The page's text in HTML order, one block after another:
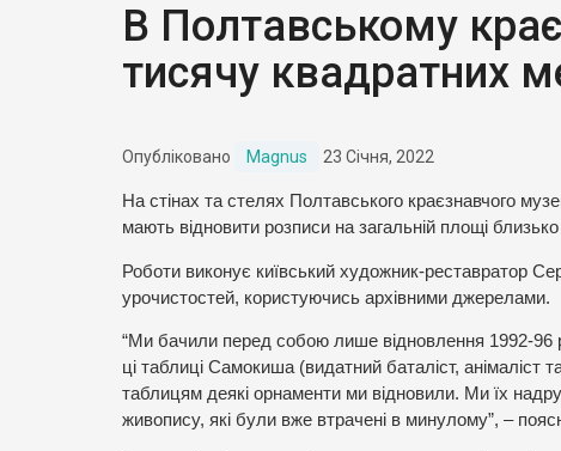
В Полтавському
тисячу квадратних
Опубліковано Magnus 23 Січня, 2022
На стінах та стелях Полтавського краєзнавчого
мають відновити розписи на загальній площі
Роботи виконує київський художник-реставратор
урочистостей, користуючись архівними джерелами.
“Ми бачили перед собою лише відновлення 1992-96
ці таблиці Самокиша (видатний баталіст, анімаліст
таблицям деякі орнаменти ми відновили. Ми їх
живопису, які були вже втрачені в минулому”, –